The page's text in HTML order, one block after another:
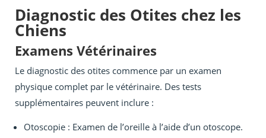
Diagnostic des Otites chez les
Chiens
Examens Vétérinaires
Le diagnostic des otites commence par un examen
physique complet par le vétérinaire. Des tests
supplémentaires peuvent inclure :
Otoscopie : Examen de l’oreille à l’aide d’un otoscope.